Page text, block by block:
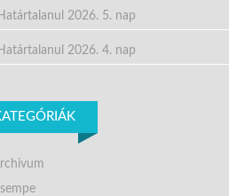
2026. 5. nap
2026. 4. nap